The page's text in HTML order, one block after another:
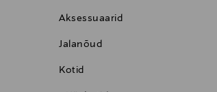
Aksessuaarid
Jalanõud
Kotid